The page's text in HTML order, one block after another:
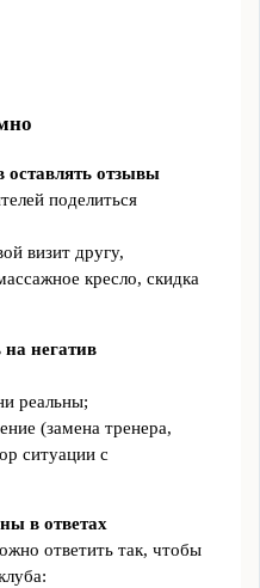
оставлять отзывы
поделиться
визит другу,
кресло, скидка
негатив
реальны;
(замена тренера,
ситуации с
в ответах
ответить так, чтобы